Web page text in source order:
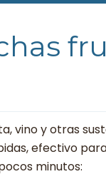
vino y otras
efectivo
minutos: